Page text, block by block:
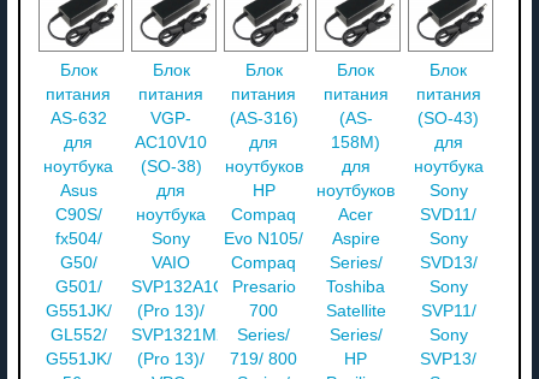
Блок
питания
AS-632
для
ноутбука
Asus
C90S/
fx504/
G50/
G501/
G551JK/
GL552/
G551JK/
Блок
питания
VGP-
AC10V10
(SO-38)
для
ноутбука
Sony
VAIO
SVP132A1CV
(Pro 13)/
SVP1321M2RS
(Pro 13)/
Блок
питания
(AS-316)
для
ноутбуков
HP
Compaq
Evo N105/
Compaq
Presario
700
Series/
719/ 800
Блок
питания
(AS-
158M)
для
ноутбуков
Acer
Aspire
Series/
Toshiba
Satellite
Series/
HP
Блок
питания
(SO-43)
для
ноутбука
Sony
SVD11/
Sony
SVD13/
Sony
SVP11/
Sony
SVP13/